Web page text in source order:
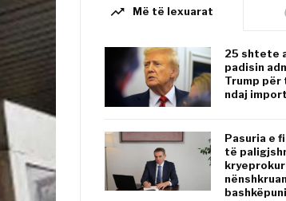
trending_up Më të lexuarat
25 shtete
padisin
Trump
ndaj
Pasuria e
të